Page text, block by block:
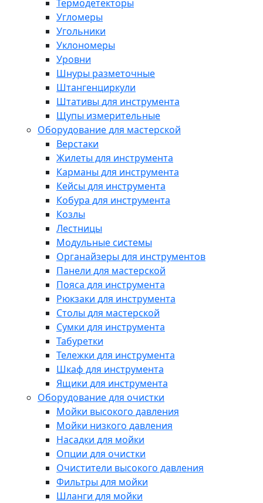
Термодетекторы
Угломеры
Угольники
Уклономеры
Уровни
Шнуры разметочные
Штангенциркули
Штативы для инструмента
Щупы измерительные
Оборудование для мастерской
Верстаки
Жилеты для инструмента
Карманы для инструмента
Кейсы для инструмента
Кобура для инструмента
Козлы
Лестницы
Модульные системы
Органайзеры для инструментов
Панели для мастерской
Пояса для инструмента
Рюкзаки для инструмента
Столы для мастерской
Сумки для инструмента
Табуретки
Тележки для инструмента
Шкаф для инструмента
Ящики для инструмента
Оборудование для очистки
Мойки высокого давления
Мойки низкого давления
Насадки для мойки
Опции для очистки
Очистители высокого давления
Фильтры для мойки
Шланги для мойки